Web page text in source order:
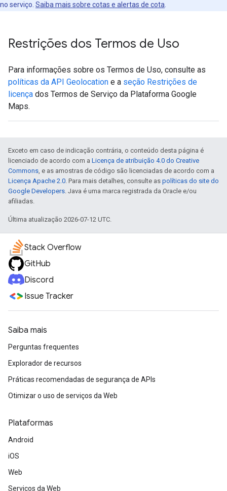
no serviço. Saiba mais sobre cotas e alertas de cota
Restrições dos Termos de Uso
Para informações sobre os Termos de Uso, consulte as
políticas da API Geolocation e a seção Restrições de
licença dos Termos de Serviço da Plataforma Google
Maps.
Exceto em caso de indicação contrária, o conteúdo desta página é
licenciado de acordo com a Licença de atribuição 4.0 do Creative
Commons, e as amostras de código são licenciadas de acordo com a
Licença Apache 2.0. Para mais detalhes, consulte as políticas do site do
Google Developers. Java é uma marca registrada da Oracle e/ou
afiliadas.
Última atualização 2026-07-12 UTC.
Stack Overflow
GitHub
Discord
Issue Tracker
Saiba mais
Perguntas frequentes
Explorador de recursos
Práticas recomendadas de segurança de APIs
Otimizar o uso de serviços da Web
Plataformas
Android
iOS
Web
Serviços da Web